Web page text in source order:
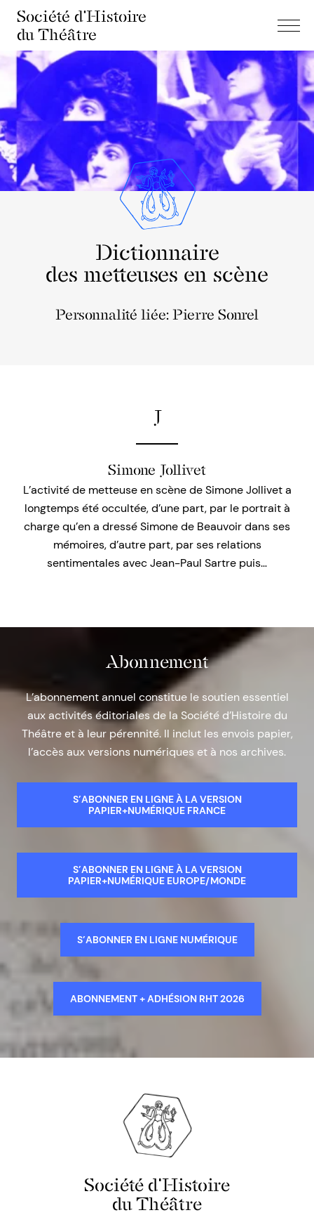
Société d'Histoire
du Théâtre
Dictionnaire
des metteuses en scène
Personnalité liée: Pierre Sonrel
J
Simone Jollivet
L’activité de metteuse en scène de Simone Jollivet a
longtemps été occultée, d’une part, par le portrait à
charge qu’en a dressé Simone de Beauvoir dans ses
mémoires, d’autre part, par ses relations
sentimentales avec Jean-Paul Sartre puis…
Abonnement
L’abonnement annuel constitue le soutien essentiel
aux activités éditoriales de la Société d’Histoire du
Théâtre et à leur pérennité. Il inclut les envois papier,
l’accès aux versions numériques et à nos archives.
S’ABONNER EN LIGNE À LA VERSION
PAPIER+NUMÉRIQUE FRANCE
S’ABONNER EN LIGNE À LA VERSION
PAPIER+NUMÉRIQUE EUROPE/MONDE
S’ABONNER EN LIGNE NUMÉRIQUE
ABONNEMENT + ADHÉSION RHT 2026
Société d'Histoire
du Théâtre